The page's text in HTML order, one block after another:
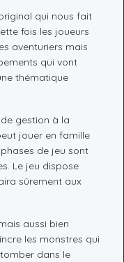
qui nous fait
fois les joueurs
aventuriers mais
qui vont
thématique
gestion à la
jouer en famille
de jeu sont
Le jeu dispose
sûrement aux
aussi bien
les monstres qui
dans le